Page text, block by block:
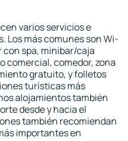
varios servicios e
Los más comunes son Wi-
con spa, minibar/caja
comercial, comedor, zona
gratuito, y folletos
turísticas más
alojamientos también
desde y hacia el
también recomiendan
importantes en